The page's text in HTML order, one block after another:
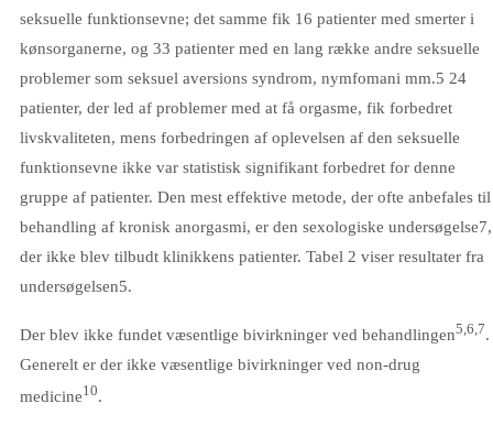
seksuelle funktionsevne; det samme fik 16 patienter med smerter i
kønsorganerne, og 33 patienter med en lang række andre seksuelle
problemer som seksuel aversions syndrom, nymfomani mm.5 24
patienter, der led af problemer med at få orgasme, fik forbedret
livskvaliteten, mens forbedringen af oplevelsen af den seksuelle
funktionsevne ikke var statistisk signifikant forbedret for denne
gruppe af patienter. Den mest effektive metode, der ofte anbefales til
behandling af kronisk anorgasmi, er den sexologiske undersøgelse7,
der ikke blev tilbudt klinikkens patienter. Tabel 2 viser resultater fra
undersøgelsen5.
Der blev ikke fundet væsentlige bivirkninger ved behandlingen5,6,7.
Generelt er der ikke væsentlige bivirkninger ved non-drug
medicine10.